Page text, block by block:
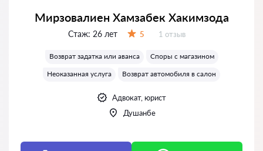
Мирзовалиен Хамзабек Хакимзода
Стаж: 26 лет 5 Отзывов:
1 отзыв
Возврат задатка или аванса
Споры с магазином
Неоказанная услуга
Возврат автомобиля в салон
Адвокат, юрист
Душанбе